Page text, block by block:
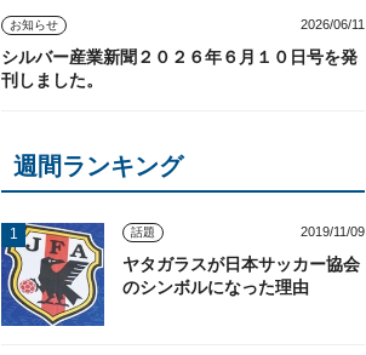
お知らせ 2026/06/11
シルバー産業新聞２０２６年６月１０日号を発
刊しました。
週間ランキング
話題 2019/11/09
ヤタガラスが日本サッカー協会
のシンボルになった理由